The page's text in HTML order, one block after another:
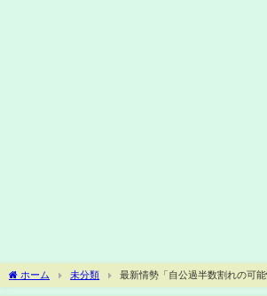
ホーム 未分類
最新情勢「自公過半数割れの可
政策･･･ 投票直前！参議院選挙を深掘り！【選挙の日、